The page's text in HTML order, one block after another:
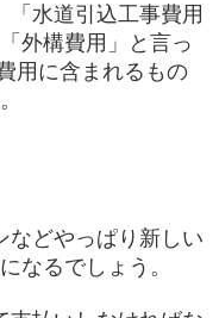
「水道引込工事費用
外構費用」と言っ
用に含まれるもの
などやっぱり新しい
なるでしょう。